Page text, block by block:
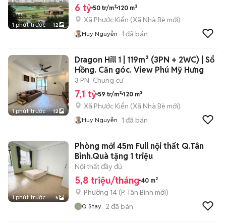
1 phút trước 12
6 tỷ 50 tr/m² 120 m²
Xã Phước Kiển (Xã Nhà Bè mới)
Huy Nguyễn 1 đã bán
1 phút trước 12
Dragon Hill 1 | 119m² (3PN + 2WC) | Sổ
Hồng. Căn góc. View Phú Mỹ Hưng
3 PN Chung cư
7,1 tỷ 59 tr/m² 120 m²
Xã Phước Kiển (Xã Nhà Bè mới)
Huy Nguyễn 1 đã bán
1 phút trước 5
Phòng mới 45m Full nội thất Q.Tân
Bình.Quà tặng 1 triệu
Nội thất đầy đủ
5,8 triệu/tháng 40 m²
Phường 14 (P. Tân Bình mới)
Q Stay 2 đã bán